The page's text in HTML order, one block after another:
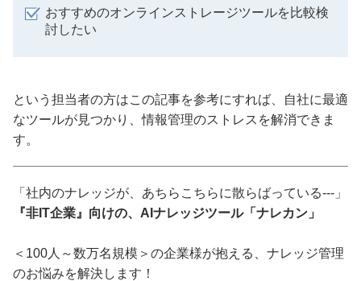
おすすめのオンラインストレージツールを比較検
討したい
という担当者の方はこの記事を参考にすれば、自社に最適
なツールが見つかり、情報管理のストレスを解消できま
す。
「社内のナレッジが、あちらこちらに散らばっている---」
『非IT企業』向けの、AIナレッジツール「ナレカン」
＜100人～数万名規模＞の企業様が抱える、ナレッジ管理
のお悩みを解決します！